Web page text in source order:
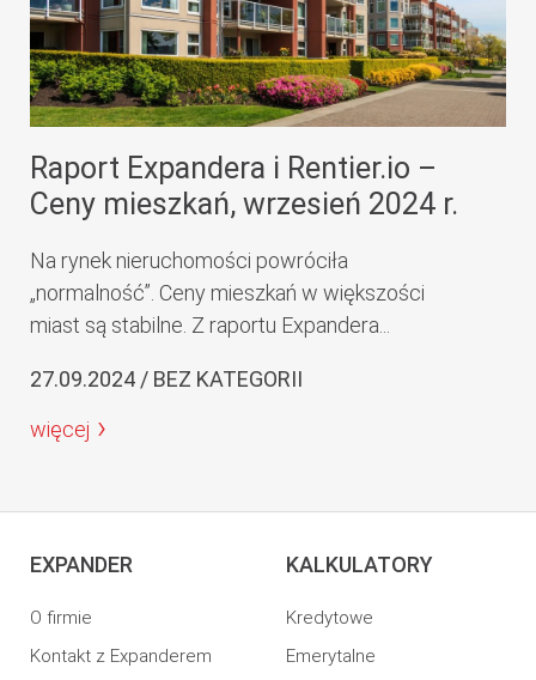
Raport Expandera i Rentier.io –
Ceny mieszkań, wrzesień 2024 r.
Na rynek nieruchomości powróciła
„normalność”. Ceny mieszkań w większości
miast są stabilne. Z raportu Expandera...
27.09.2024 / BEZ KATEGORII
więcej
EXPANDER
O firmie
Kontakt z Expanderem
KALKULATORY
Kredytowe
Emerytalne